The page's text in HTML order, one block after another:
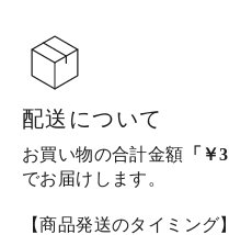
配送について
お買い物の合計金額 「￥
でお届けします。
【商品発送のタイミング】